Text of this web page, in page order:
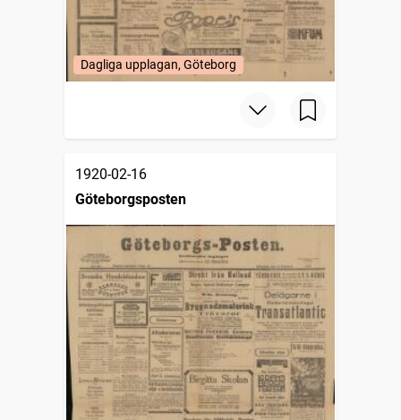
Dagliga upplagan, Göteborg
1920-02-16
Göteborgsposten